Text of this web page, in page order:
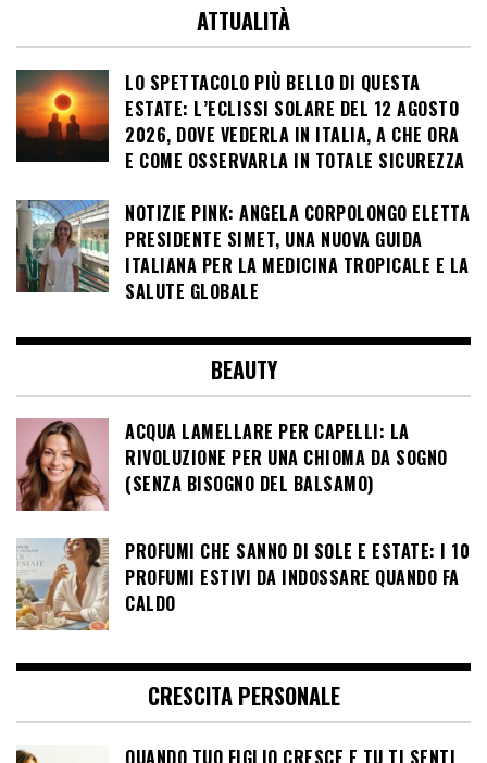
ATTUALITÀ
LO SPETTACOLO PIÙ BELLO DI QUESTA
ESTATE: L’ECLISSI SOLARE DEL 12 AGOSTO
2026, DOVE VEDERLA IN ITALIA, A CHE ORA
E COME OSSERVARLA IN TOTALE SICUREZZA
NOTIZIE PINK: ANGELA CORPOLONGO ELETTA
PRESIDENTE SIMET, UNA NUOVA GUIDA
ITALIANA PER LA MEDICINA TROPICALE E LA
SALUTE GLOBALE
BEAUTY
ACQUA LAMELLARE PER CAPELLI: LA
RIVOLUZIONE PER UNA CHIOMA DA SOGNO
(SENZA BISOGNO DEL BALSAMO)
PROFUMI CHE SANNO DI SOLE E ESTATE: I 10
PROFUMI ESTIVI DA INDOSSARE QUANDO FA
CALDO
CRESCITA PERSONALE
QUANDO TUO FIGLIO CRESCE E TU TI SENTI